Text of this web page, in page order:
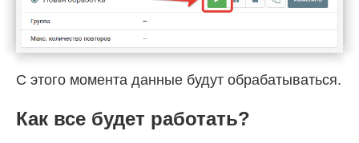
С этого момента данные будут обрабатываться.
Как все будет работать?